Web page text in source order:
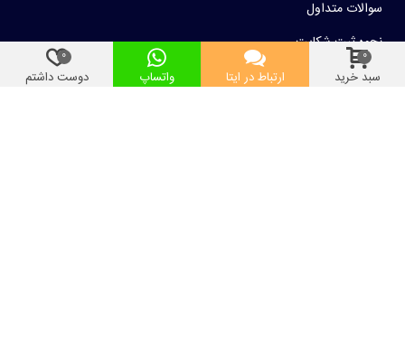
سوالات متداول
نحوه ثبت شکایت
نحوه ارسال سفارشات
سبد خرید
0
ارتباط در ایتا واتساپ دوست داشتم
0